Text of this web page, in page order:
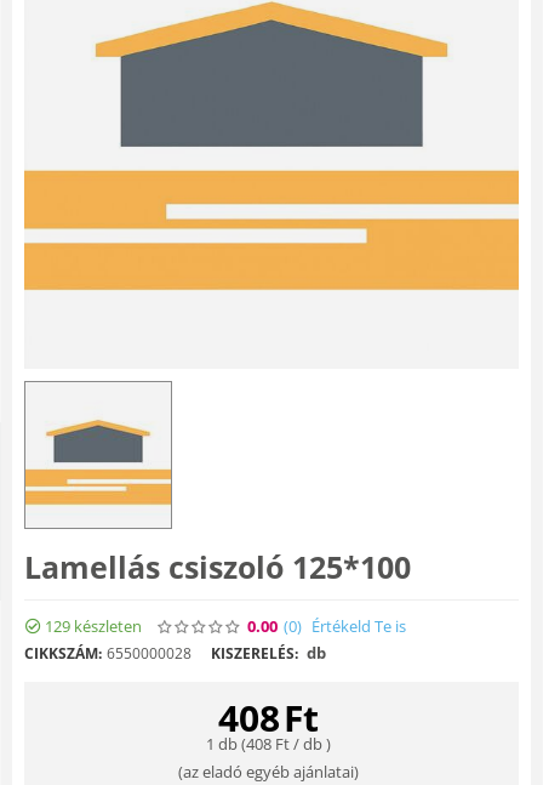
Lamellás csiszoló 125*100
129 készleten 0.00 (0) Értékeld Te is
CIKKSZÁM: 6550000028 KISZERELÉS: db
408Ft
1 db (408 Ft/ db )
(az eladó egyéb ajánlatai)